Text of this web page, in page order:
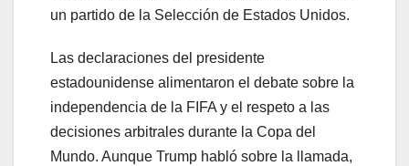
un partido de la Selección de Estados Unidos.
Las declaraciones del presidente
estadounidense alimentaron el debate sobre la
independencia de la FIFA y el respeto a las
decisiones arbitrales durante la Copa del
Mundo. Aunque Trump habló sobre la llamada,